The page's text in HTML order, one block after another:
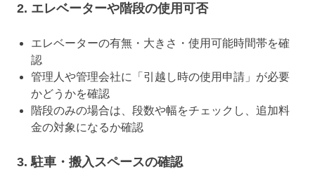
2. エレベーターや階段の使用可否
エレベーターの有無・大きさ・使用可能時間帯を確
認
管理人や管理会社に「引越し時の使用申請」が必要
かどうかを確認
階段のみの場合は、段数や幅をチェックし、追加料
金の対象になるか確認
3. 駐車・搬入スペースの確認